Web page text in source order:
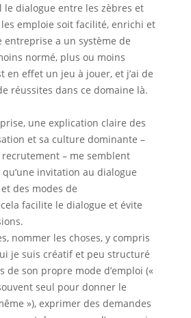
le dialogue entre les zèbres et
emploie soit facilité, enrichi et
a un système de
normé, plus ou moins
en effet un jeu à jouer, et j’ai de
réussites dans ce domaine là.
une explication claire des
et sa culture dominante –
– me semblent
invitation au dialogue
des modes de
facilite le dialogue et évite
nommer les choses, y compris
je suis créatif et peu structuré
de son propre mode d’emploi («
seul pour donner le
»), exprimer des demandes